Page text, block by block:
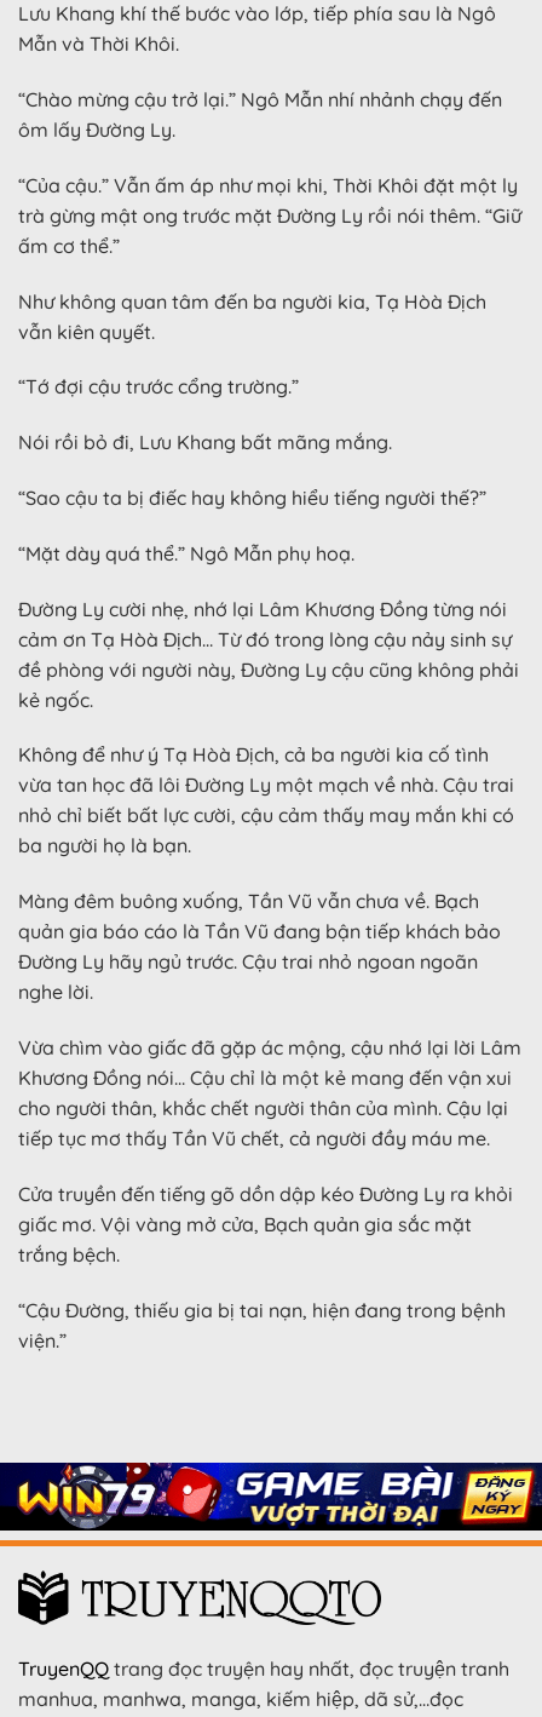
Lưu Khang khí thế bước vào lớp, tiếp phía sau là Ngô
Mẫn và Thời Khôi.
“Chào mừng cậu trở lại.” Ngô Mẫn nhí nhảnh chạy đến
ôm lấy Đường Ly.
“Của cậu.” Vẫn ấm áp như mọi khi, Thời Khôi đặt một ly
trà gừng mật ong trước mặt Đường Ly rồi nói thêm. “Giữ
ấm cơ thể.”
Như không quan tâm đến ba người kia, Tạ Hòà Địch
vẫn kiên quyết.
“Tớ đợi cậu trước cổng trường.”
Nói rồi bỏ đi, Lưu Khang bất mãng mắng.
“Sao cậu ta bị điếc hay không hiểu tiếng người thế?”
“Mặt dày quá thể.” Ngô Mẫn phụ hoạ.
Đường Ly cười nhẹ, nhớ lại Lâm Khương Đồng từng nói
cảm ơn Tạ Hòà Địch… Từ đó trong lòng cậu nảy sinh sự
đề phòng với người này, Đường Ly cậu cũng không phải
kẻ ngốc.
Không để như ý Tạ Hòà Địch, cả ba người kia cố tình
vừa tan học đã lôi Đường Ly một mạch về nhà. Cậu trai
nhỏ chỉ biết bất lực cười, cậu cảm thấy may mắn khi có
ba người họ là bạn.
Màng đêm buông xuống, Tần Vũ vẫn chưa về. Bạch
quản gia báo cáo là Tần Vũ đang bận tiếp khách bảo
Đường Ly hãy ngủ trước. Cậu trai nhỏ ngoan ngoãn
nghe lời.
Vừa chìm vào giấc đã gặp ác mộng, cậu nhớ lại lời Lâm
Khương Đồng nói… Cậu chỉ là một kẻ mang đến vận xui
cho người thân, khắc chết người thân của mình. Cậu lại
tiếp tục mơ thấy Tần Vũ chết, cả người đầy máu me.
Cửa truyền đến tiếng gõ dồn dập kéo Đường Ly ra khỏi
giấc mơ. Vội vàng mở cửa, Bạch quản gia sắc mặt
trắng bệch.
“Cậu Đường, thiếu gia bị tai nạn, hiện đang trong bệnh
viện.”
TruyenQQ trang đọc truyện hay nhất, đọc truyện tranh
manhua, manhwa, manga, kiếm hiệp, dã sử,…đọc